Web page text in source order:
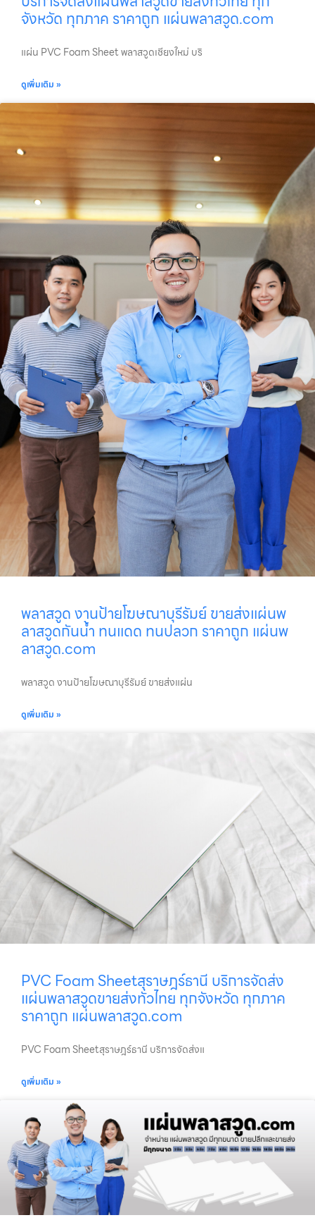
จังหวัด ทุกภาค ราคาถูก แผ่นพลาสวูด.com
แผ่น PVC Foam Sheet พลาสวูดเชียงใหม่ บริ
ดูเพิ่มเติม »
พลาสวูด งานป้ายโฆษณาบุรีรัมย์ ขายส่งแผ่นพ
ลาสวูดกันน้ำ ทนแดด ทนปลวก ราคาถูก แผ่นพ
ลาสวูด.com
พลาสวูด งานป้ายโฆษณาบุรีรัมย์ ขายส่งแผ่น
ดูเพิ่มเติม »
PVC Foam Sheetสุราษฎร์ธานี บริการจัดส่ง
แผ่นพลาสวูดขายส่งทั่วไทย ทุกจังหวัด ทุกภาค
ราคาถูก แผ่นพลาสวูด.com
PVC Foam Sheetสุราษฎร์ธานี บริการจัดส่งแ
ดูเพิ่มเติม »